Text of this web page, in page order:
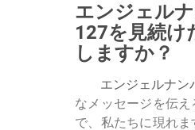
エンジェル
127を見続け
しますか？
エンジェルナン
なメッセージを伝
で、私たちに現れ